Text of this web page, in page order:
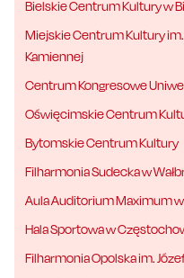
Bielskie Centrum Kultury w
Miejskie Centrum Kultury
Kamiennej
Centrum Kongresowe
Oświęcimskie Centrum
Bytomskie Centrum Kultury
Filharmonia Sudecka w
Aula Auditorium Maximum
Hala Sportowa w
Filharmonia Opolska im.